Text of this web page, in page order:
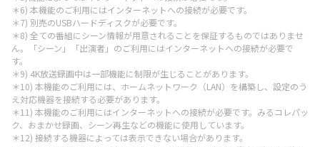
＊6) 本機能のご利用にはインターネットへの接続が必要です。
＊7) 別売のUSBハードディスクが必要です。
＊8) 全ての番組にシーン情報が用意されることを保証するものではありませ
ん。「シーン」「出演者」のご利用にはインターネットへの接続が必要で
す。
＊9) 4K放送録画中は一部機能に制限が生じることがあります。
＊10) 本機能のご利用には、ホームネットワーク（LAN）を構築し、設定のう
え対応機器を接続する必要があります。
＊11) 本機能のご利用にはインターネットへの接続が必要です。みるコレパッ
ク、おまかせ録画、シーン再生などの機能に使用しています。
＊12) 接続する機器によっては表示できない場合があります。